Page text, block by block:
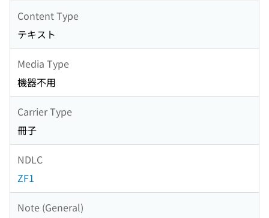
Content Type
テキスト
Media Type
機器不用
Carrier Type
冊子
NDLC
ZF1
Note (General)